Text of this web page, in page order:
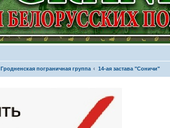
Гродненская пограничная группа 14-ая застава "Соничи"